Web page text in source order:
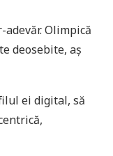
Olimpică
deosebite, aș
ei digital, să